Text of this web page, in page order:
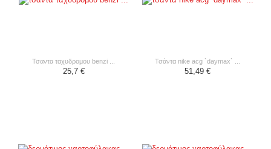
τσαντα ταχυδρομου benzi ...
25,7 €
τσάντα nike acg `daymax` ...
51,49 €